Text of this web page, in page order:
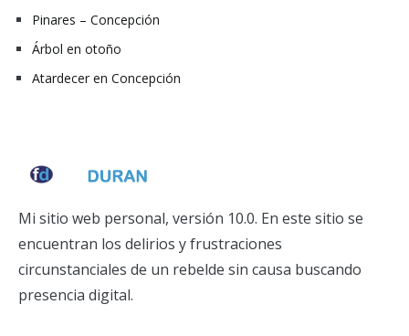
Pinares – Concepción
Árbol en otoño
Atardecer en Concepción
Mi sitio web personal, versión 10.0. En este sitio se
encuentran los delirios y frustraciones
circunstanciales de un rebelde sin causa buscando
presencia digital.